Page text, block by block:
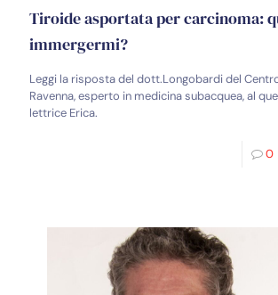
Tiroide asportata per carcinoma:
immergermi?
Leggi la risposta del dott.Longobardi del
Ravenna, esperto in medicina subacquea, al
lettrice Erica.
0